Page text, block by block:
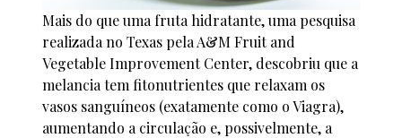
Mais do que uma fruta hidratante, uma pesquisa
realizada no Texas pela A&M Fruit and
Vegetable Improvement Center, descobriu que a
melancia tem fitonutrientes que relaxam os
vasos sanguíneos (exatamente como o Viagra),
aumentando a circulação e, possivelmente, a